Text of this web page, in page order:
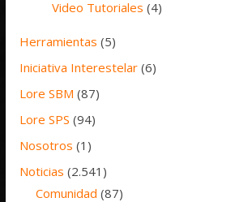
Video Tutoriales (4)
Herramientas (5)
Iniciativa Interestelar (6)
Lore SBM (87)
Lore SPS (94)
Nosotros (1)
Noticias (2.541)
Comunidad (87)